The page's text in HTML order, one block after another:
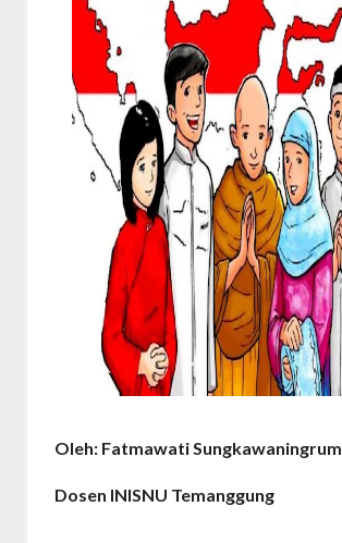
Oleh: Fatmawati Sungkawaningrum
Dosen INISNU Temanggung